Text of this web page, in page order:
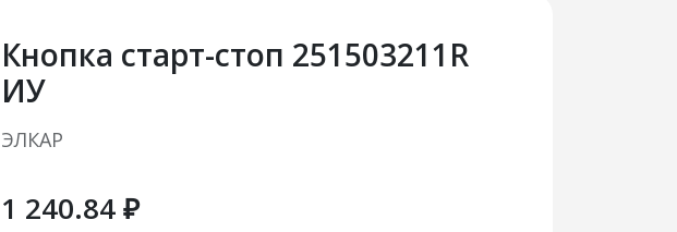
Кнопка старт-стоп 251503211R
ИУ
ЭЛКАР
1 240.84 ₽